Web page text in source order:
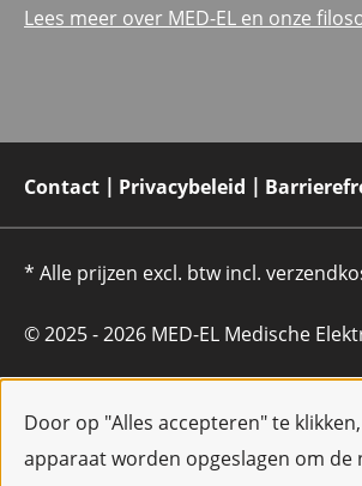
Door op "Alles accepteren" te
apparaat worden opgeslagen om
Lees meer over MED-EL en onze
Contact Privacybeleid
* Alle prijzen excl. btw incl.
© 2025 - 2026 MED-EL Medische